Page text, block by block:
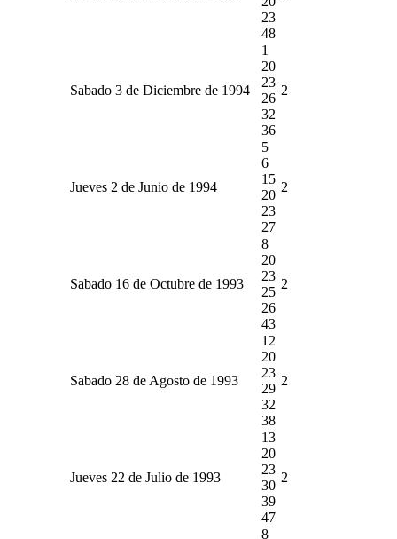
23
48
Sabado 3 de Diciembre de 1994
1
20
23
26
32
36
2
Jueves 2 de Junio de 1994
5
6
15
20
23
27
2
Sabado 16 de Octubre de 1993
8
20
23
25
26
43
2
Sabado 28 de Agosto de 1993
12
20
23
29
32
38
2
Jueves 22 de Julio de 1993
13
20
23
30
39
47
2
8